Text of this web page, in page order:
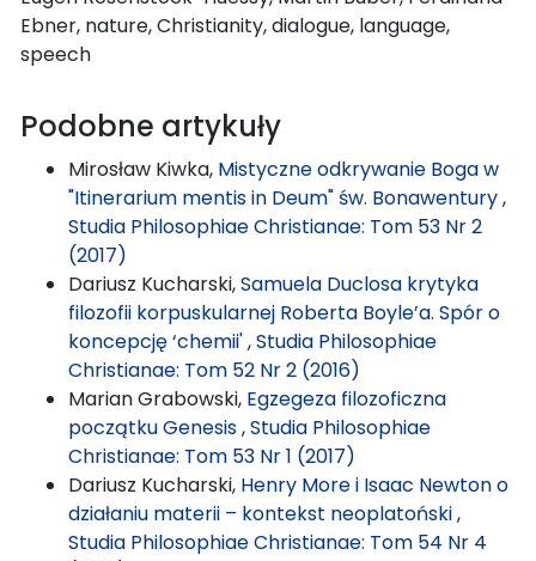
Ebner, nature, Christianity, dialogue, language,
speech
Podobne artykuły
Mirosław Kiwka, Mistyczne odkrywanie Boga w
"Itinerarium mentis in Deum" św. Bonawentury,
Studia Philosophiae Christianae: Tom 53 Nr 2
(2017)
Dariusz Kucharski,Samuela Duclosa krytyka
filozofii korpuskularnej Roberta Boyle’a. Spór o
koncepcję ‘chemii',Studia Philosophiae
Christianae: Tom 52 Nr 2 (2016)
Marian Grabowski, Egzegeza filozoficzna
początku Genesis,Studia Philosophiae
Christianae: Tom 53 Nr 1 (2017)
Dariusz Kucharski, Henry More i Isaac Newton o
działaniu materii – kontekst neoplatoński,
Studia Philosophiae Christianae: Tom 54 Nr 4